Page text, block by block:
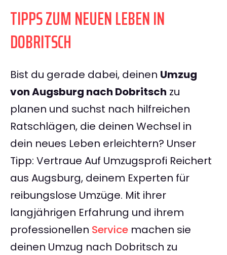
TIPPS ZUM NEUEN LEBEN IN
DOBRITSCH
Bist du gerade dabei, deinen Umzug
von Augsburg nach Dobritsch zu
planen und suchst nach hilfreichen
Ratschlägen, die deinen Wechsel in
dein neues Leben erleichtern? Unser
Tipp: Vertraue Auf Umzugsprofi Reichert
aus Augsburg, deinem Experten für
reibungslose Umzüge. Mit ihrer
langjährigen Erfahrung und ihrem
professionellen Service machen sie
deinen Umzug nach Dobritsch zu